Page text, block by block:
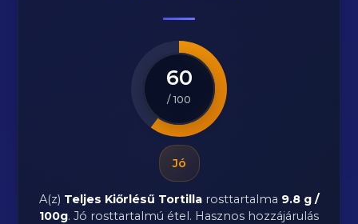
60
/ 100
Jó
A(z) Teljes Kiőrlésű Tortillarosttartalma 9.8 g /
100g. Jó rosttartalmú étel. Hasznos hozzájárulás